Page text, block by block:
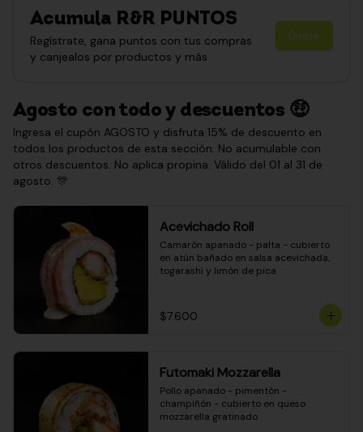
Acumula R&R PUNTOS
Regístrate, gana puntos con tus compras
y canjealos por productos y más
Únete
Agosto con todo y descuentos 🤑
Ingresa el cupón AGOSTO y disfruta 15% de descuento en
todos los productos de esta sección. No acumulable con
otros descuentos. No aplica propina. Válido del 01 al 31 de
agosto. 🎊
Acevichado Roll
Camarón apanado - palta - cubierto
en atún bañado en salsa acevichada,
togarashi y limón de pica
$7.600
Futomaki Mozzarella
Pollo apanado - pimentón -
champiñón - cubierto en queso
mozzarella gratinado